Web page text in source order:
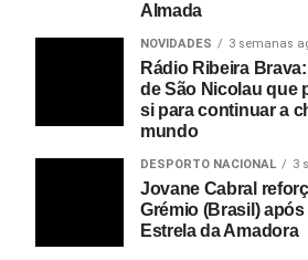
Almada
NOVIDADES 3 semanas
Rádio Ribeira
de São Nicolau que
si para continuar a
mundo
DESPORTO NACIONAL 3
Jovane Cabral
Grémio (Brasil)
Estrela da Amadora